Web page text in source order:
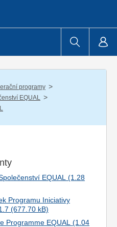
programy /
EQUAL /
EQUAL
Programu Iniciativy
Programme EQUAL